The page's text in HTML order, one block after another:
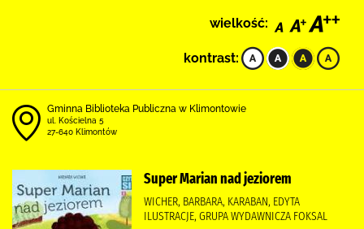
wielkość:
kontrast:
Gminna Biblioteka Publiczna w Klimontowie
ul. Kościelna 5
27-640 Klimontów
Super Marian nad jeziorem
WICHER, BARBARA, KARABAN, EDYTA
ILUSTRACJE, GRUPA WYDAWNICZA FOKSAL